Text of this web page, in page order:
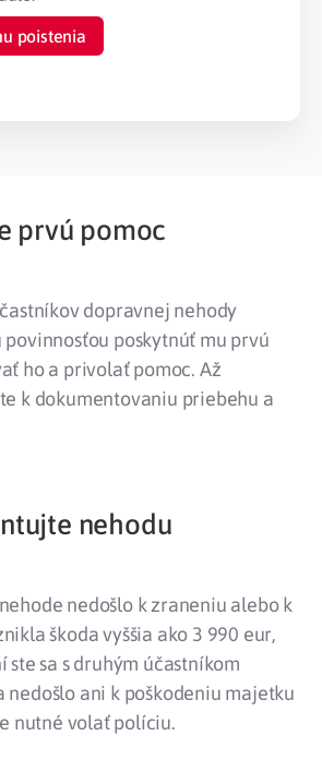
poistenia
prvú pomoc
dopravnej nehody
povinnosťou poskytnúť mu prvú
ho a privolať pomoc. Až
k dokumentovaniu priebehu a
nehodu
nedošlo k zraneniu alebo k
škoda vyššia ako 3 990 eur,
sa s druhým účastníkom
nedošlo ani k poškodeniu majetku
nutné volať políciu.